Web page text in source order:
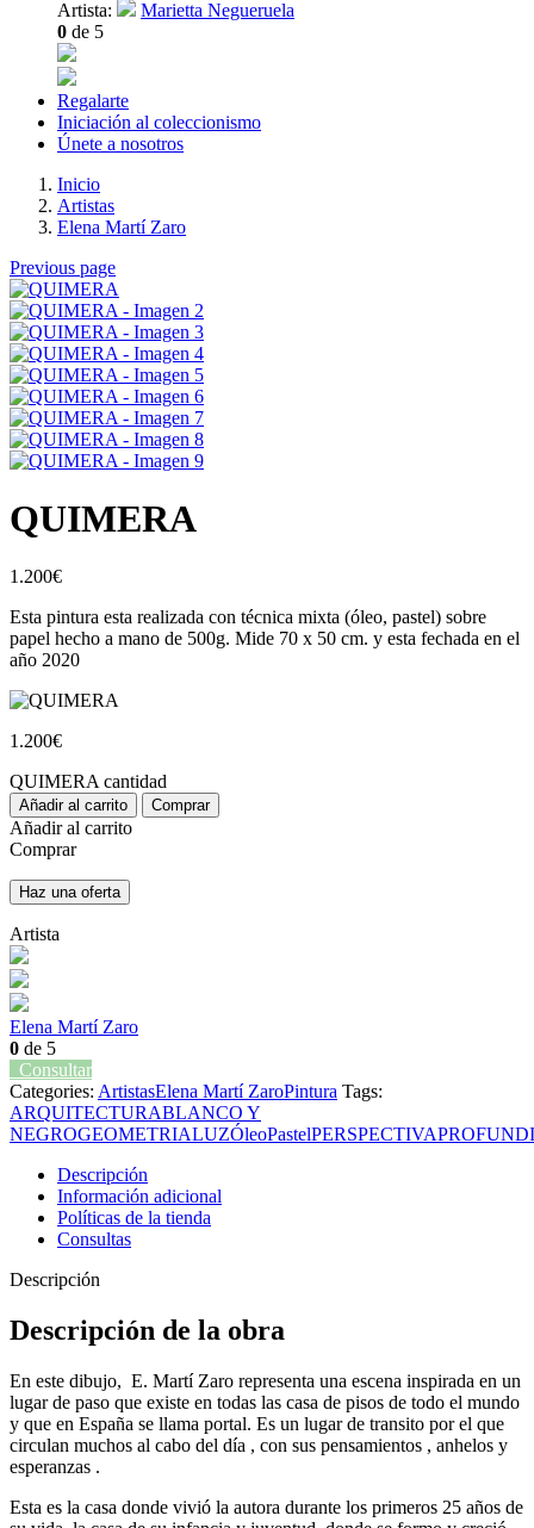
Artista:
Marietta Negueruela
0 de 5
Regalarte
Iniciación al coleccionismo
Únete a nosotros
Inicio
Artistas
Elena Martí Zaro
Previous page
QUIMERA
1.200€
Esta pintura esta realizada con técnica mixta (óleo, pastel) sobre
papel hecho a mano de 500g. Mide 70 x 50 cm. y esta fechada en el
año 2020
1.200€
QUIMERA cantidad
Añadir al carrito Comprar
Añadir al carrito
Comprar
Haz una oferta
Artista
Elena Martí Zaro
0 de 5
Consultar
Categories: ArtistasElena Martí ZaroPintura Tags:
ARQUITECTURABLANCO Y
NEGROGEOMETRIALUZÓleoPastelPERSPECTIVA
Descripción
Información adicional
Políticas de la tienda
Consultas
Descripción
Descripción de la obra
En este dibujo, E. Martí Zaro representa una escena inspirada en un
lugar de paso que existe en todas las casa de pisos de todo el mundo
y que en España se llama portal. Es un lugar de transito por el que
circulan muchos al cabo del día , con sus pensamientos , anhelos y
esperanzas .
Esta es la casa donde vivió la autora durante los primeros 25 años de